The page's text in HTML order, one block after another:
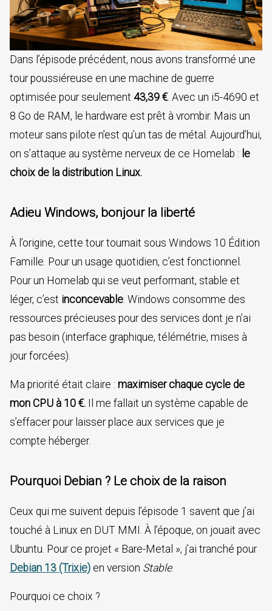
Dans l’épisode précédent, nous avons transformé une
tour poussiéreuse en une machine de guerre
optimisée pour seulement 43,39 €. Avec un i5-4690 et
8 Go de RAM, le hardware est prêt à vrombir. Mais un
moteur sans pilote n’est qu’un tas de métal. Aujourd’hui,
on s’attaque au système nerveux de ce Homelab : le
choix de la distribution Linux.
Adieu Windows, bonjour la liberté
À l’origine, cette tour tournait sous Windows 10 Édition
Famille. Pour un usage quotidien, c’est fonctionnel.
Pour un Homelab qui se veut performant, stable et
léger, c’est inconcevable . Windows consomme des
ressources précieuses pour des services dont je n’ai
pas besoin (interface graphique, télémétrie, mises à
jour forcées).
Ma priorité était claire : maximiser chaque cycle de
mon CPU à 10 €. Il me fallait un système capable de
s’effacer pour laisser place aux services que je
compte héberger.
Pourquoi Debian ? Le choix de la raison
Ceux qui me suivent depuis l’épisode 1 savent que j’ai
touché à Linux en DUT MMI. À l’époque, on jouait avec
Ubuntu. Pour ce projet « Bare-Metal », j’ai tranché pour
Debian 13 (Trixie) en version Stable.
Pourquoi ce choix ?